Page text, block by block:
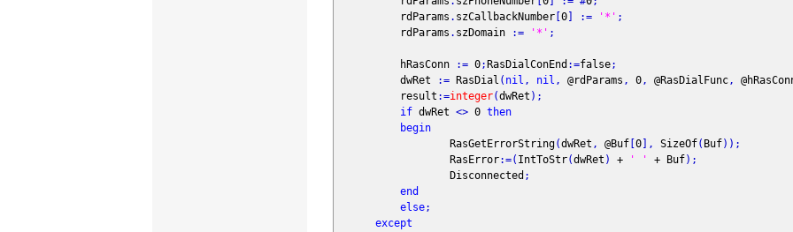
rdParams . szCallbackNumber 0 := '*' ;
rdParams . szDomain := '*' ;
hRasConn := 0; RasDialConEnd :=false;
dwRet
:= RasDial ( nil , nil , @rdParams , 0, @RasDialFunc,
result :=integer(dwRet ) ;
if dwRet <> 0 then
begin
RasGetErrorString(dwRet , @Buf 0 , SizeOf( Buf) ) ;
RasError:=( IntToStr(dwRet ) + ' ' + Buf) ;
Disconnected ;
end
else;
except